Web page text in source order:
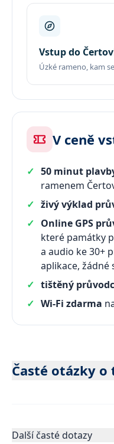
Vstup do
Úzké rameno, kam
V ceně
50 minut
ramenem
živý výklad
Online GPS
které památky
a audio ke 30+
aplikace, žádné
tištěný
Wi-Fi zdarma
Časté otázky
Další časté dotazy